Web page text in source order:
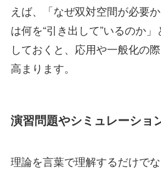
えば、「なぜ双対空間が必要
は何を“引き出して”いるのか
しておくと、応用や一般化の
高まります。
演習問題やシミュレーショ
理論を言葉で理解するだけで